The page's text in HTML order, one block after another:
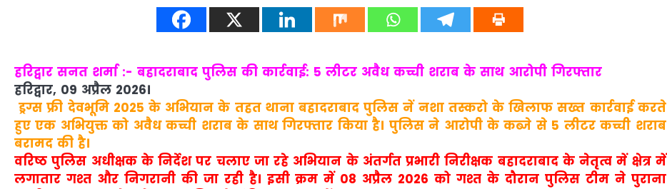
हरिद्वार सनत शर्मा :- बहादराबाद पुलिस की कार्रवाई: 5 लीटर अवैध कच्ची शराब के साथ आरोपी गिरफ्तार
हरिद्वार, 09 अप्रैल 2026।
‍ ड्रग्स फ्री देवभूमि 2025 के अभियान के तहत थाना बहादराबाद पुलिस नें नशा तस्करो के खिलाफ सख्त कार्रवाई करते
हुए एक अभियुक्त को अवैध कच्ची शराब के साथ गिरफ्तार किया है। पुलिस ने आरोपी के कब्जे से 5 लीटर कच्ची शराब
बरामद की है।
वरिष्ठ पुलिस अधीक्षक के निर्देश पर चलाए जा रहे अभियान के अंतर्गत प्रभारी निरीक्षक बहादराबाद के नेतृत्व में क्षेत्र में
लगातार गश्त और निगरानी की जा रही है। इसी क्रम में 08 अप्रैल 2026 को गश्त के दौरान पुलिस टीम ने पुराना